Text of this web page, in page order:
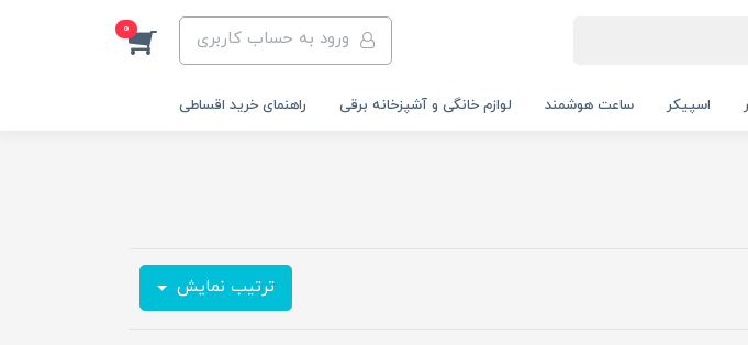
ورود به حساب کاربری 0
اسپیکر ساعت هوشمند لوازم خانگی و آشپزخانه برقی راهنمای خرید اقساطی
ترتیب نمایش